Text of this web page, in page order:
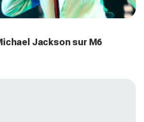
Jackson sur M6